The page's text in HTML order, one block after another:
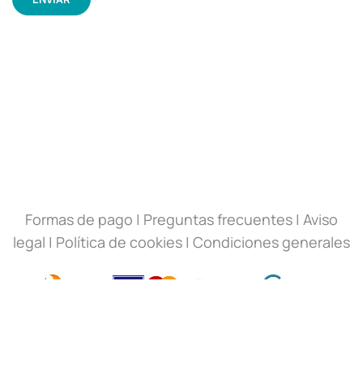
Formas de pago | Preguntas frecuentes | Aviso
legal | Política de cookies | Condiciones generales